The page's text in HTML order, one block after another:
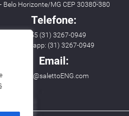
Belo Horizonte/MG CEP 30380-380
Telefone:
++ 55 (31) 3267-0949
Whatsapp: (31) 3267-0949
Email:
hello@salettoENG.com